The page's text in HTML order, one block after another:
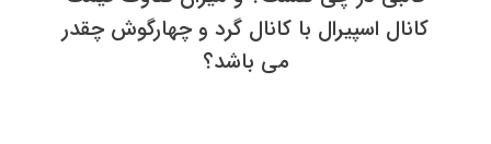
كانال اسپيرال با كانال گرد و چهارگوش چقدر
مي باشد؟